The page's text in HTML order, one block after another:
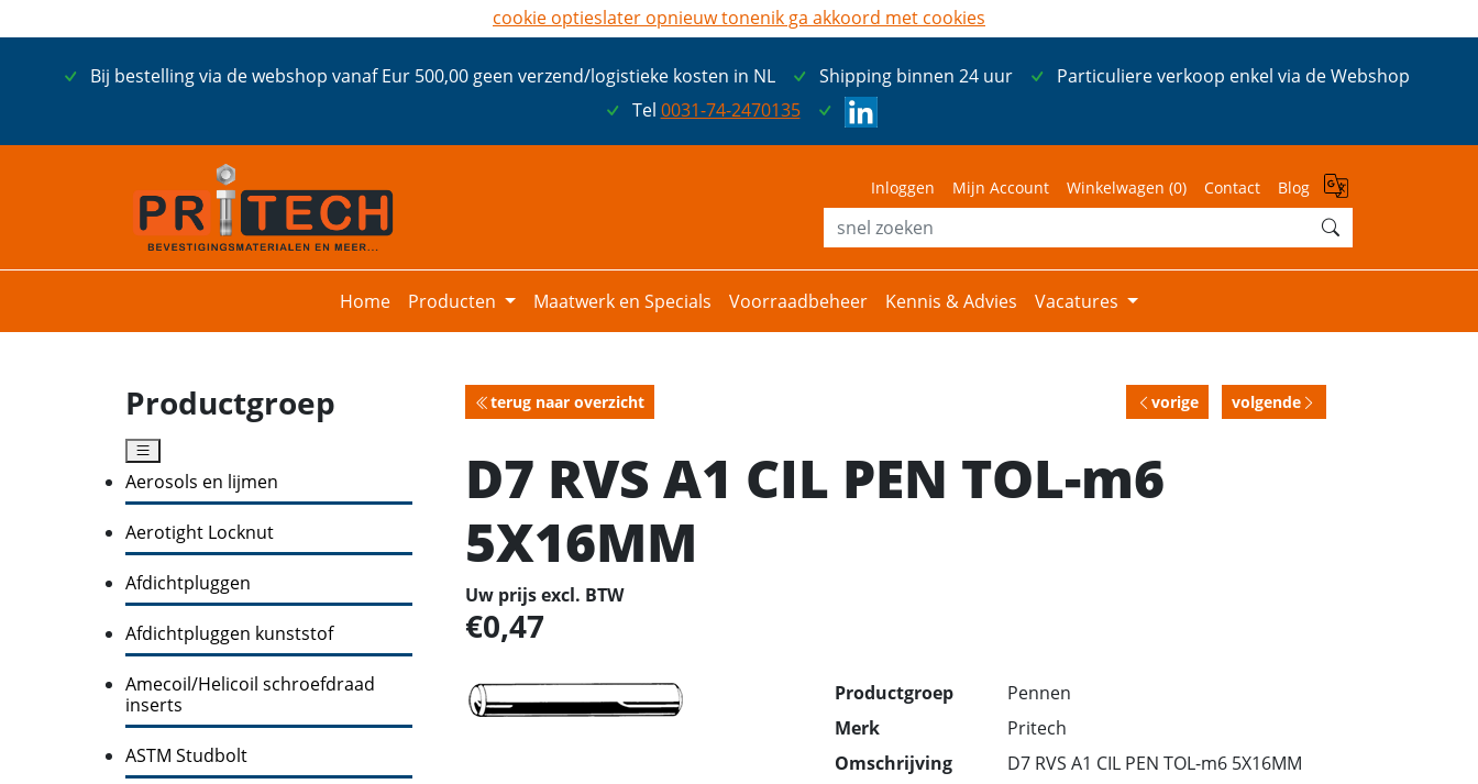
Bij bestelling via de webshop vanaf Eur 500,00 geen verzend/logistieke kosten in NL Shipping binnen 24 uur
Particuliere verkoop enkel via de Webshop
Tel 0031-74-2470135
Inloggen Mijn Account Winkelwagen (0) Contact Blog
Home Producten Maatwerk en Specials Voorraadbeheer Kennis & Advies Vacatures
Productgroep
Aerosols en lijmen
Aerotight Locknut
Afdichtpluggen
Afdichtpluggen kunststof
Amecoil/Helicoil schroefdraad
inserts
ASTM Studbolt
terug naar overzicht vorige volgende
D7 RVS A1 CIL PEN TOL-m6
5X16MM
Uw prijs excl. BTW
0,47
Productgroep
Pennen
Merk
Pritech
Omschrijving
D7 RVS A1 CIL PEN TOL-m6 5X16MM
cookie optieslater opnieuw tonenik ga akkoord met cookies